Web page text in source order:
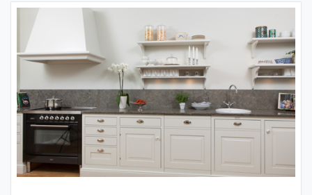
Öppna hyllor ger en öppen och luftig känsla till det här köket
med väl tilltagen takhöjd. Luckan är modell Kösen, med en kälad
innerkant. Stänkskyddet är i pärlspont och de öppna hyllorna
har profilerade konsoler.